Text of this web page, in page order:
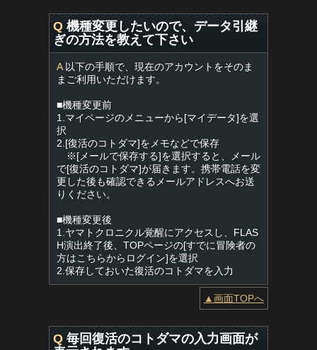
Q 機種変更したいので、データ引継
ぎの方法を教えて下さい
A以下の手順で、現在のアカウントをそのま
まご利用いただけます。
■機種変更前
1.マイページのメニューから[マイデータ]を選
択
2.[復活のコトダマ]をメモなどで保存
※[メールで保存する]を選択すると、メール
で[復活のコトダマ]が届きます。携帯電話を変
更した後も確認できるメールアドレスへお送
りください。
■機種変更後
1.ヤマトクロニクル覚醒にアクセスし、FLAS
H演出終了後、TOPページの[すでに冒険者の
方はこちらからログイン]を選択
2.保存しておいた復活のコトダマを入力
▲画面TOPへ
Q 毎回復活のコトダマの入力画面が